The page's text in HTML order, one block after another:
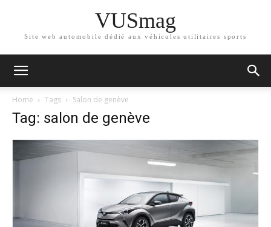
VUSmag
Site web automobile dédié aux véhicules utilitaires sports
Home Tags Salon de genève
Tag: salon de genève